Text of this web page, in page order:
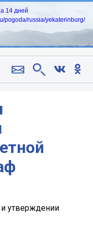
14 дней
pogoda/russia/yekaterinburg/
утверждении